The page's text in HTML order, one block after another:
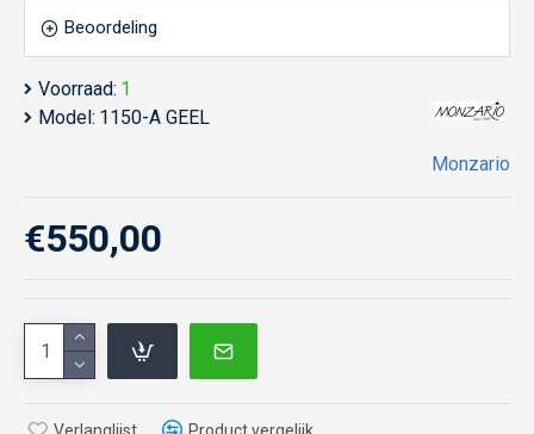
Beoordeling
Voorraad: 1
Model: 1150-A GEEL
Monzario
€550,00
Verlanglijst Product vergelijk